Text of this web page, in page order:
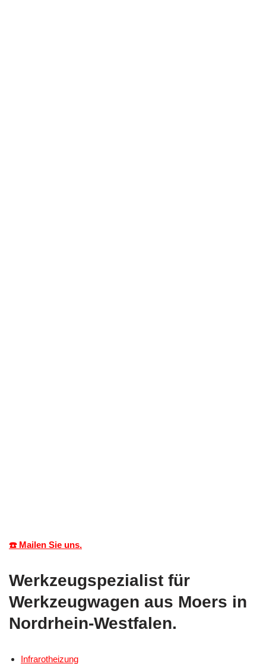
☎️ Mailen Sie uns.
Werkzeugspezialist für
Werkzeugwagen aus Moers in
Nordrhein-Westfalen.
Infrarotheizung